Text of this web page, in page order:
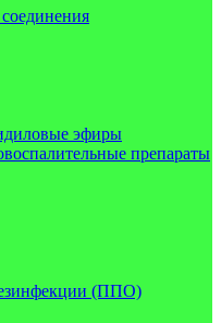
эфиры
препараты
(ППО)